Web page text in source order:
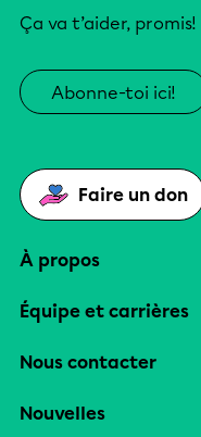
Ça va t’aider, promis!
Abonne-toi ici!
Faire un don
À propos
Équipe et carrières
Nous contacter
Nouvelles